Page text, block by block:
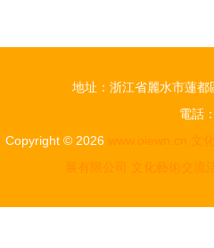
文化藝術交
麥克雷雷大
文化藝術交
流活動舉行
地址：浙江省麗水市蓮
電話
Copyright © 2026 www.oiewn.cn 文
展有限公司
文化藝術交流